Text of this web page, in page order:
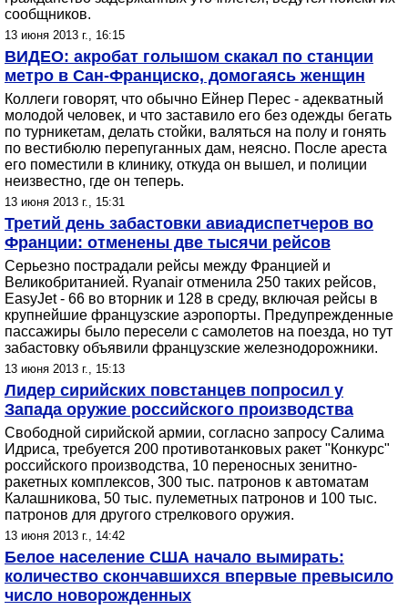
сообщников.
13 июня 2013 г., 16:15
ВИДЕО: акробат голышом скакал по станции
метро в Сан-Франциско, домогаясь женщин
Коллеги говорят, что обычно Ейнер Перес - адекватный
молодой человек, и что заставило его без одежды бегать
по турникетам, делать стойки, валяться на полу и гонять
по вестибюлю перепуганных дам, неясно. После ареста
его поместили в клинику, откуда он вышел, и полиции
неизвестно, где он теперь.
13 июня 2013 г., 15:31
Третий день забастовки авиадиспетчеров во
Франции: отменены две тысячи рейсов
Серьезно пострадали рейсы между Францией и
Великобританией. Ryanair отменила 250 таких рейсов,
EasyJet - 66 во вторник и 128 в среду, включая рейсы в
крупнейшие французские аэропорты. Предупрежденные
пассажиры было пересели с самолетов на поезда, но тут
забастовку объявили французские железнодорожники.
13 июня 2013 г., 15:13
Лидер сирийских повстанцев попросил у
Запада оружие российского производства
Свободной сирийской армии, согласно запросу Салима
Идриса, требуется 200 противотанковых ракет "Конкурс"
российского производства, 10 переносных зенитно-
ракетных комплексов, 300 тыс. патронов к автоматам
Калашникова, 50 тыс. пулеметных патронов и 100 тыс.
патронов для другого стрелкового оружия.
13 июня 2013 г., 14:42
Белое население США начало вымирать:
количество скончавшихся впервые превысило
число новорожденных